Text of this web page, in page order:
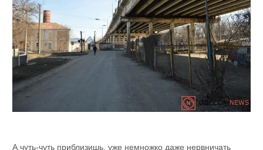
А чуть-чуть приблизишь, уже немножко даже нервничать